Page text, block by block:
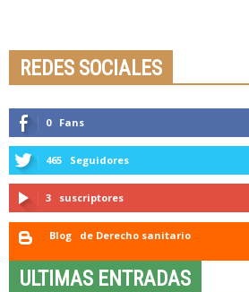
REDES SOCIALES
0 Fans
465 Seguidores
3 suscriptores
Blog de Derecho sanitario
ULTIMAS ENTRADAS